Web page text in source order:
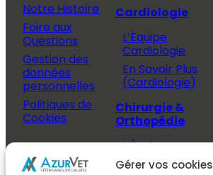
Gérer vos cookies
Notre Histoire
Foire aux
Questions
Gestion des
données
personnelles
Politiques de
Cookies
Propriétaire
Cardiologie
L’Équipe
Cardiologie
En Savoir Plus
(Cardiologie)
Chirurgie &
Orthopédie
L’Équipe
Chirurgie &